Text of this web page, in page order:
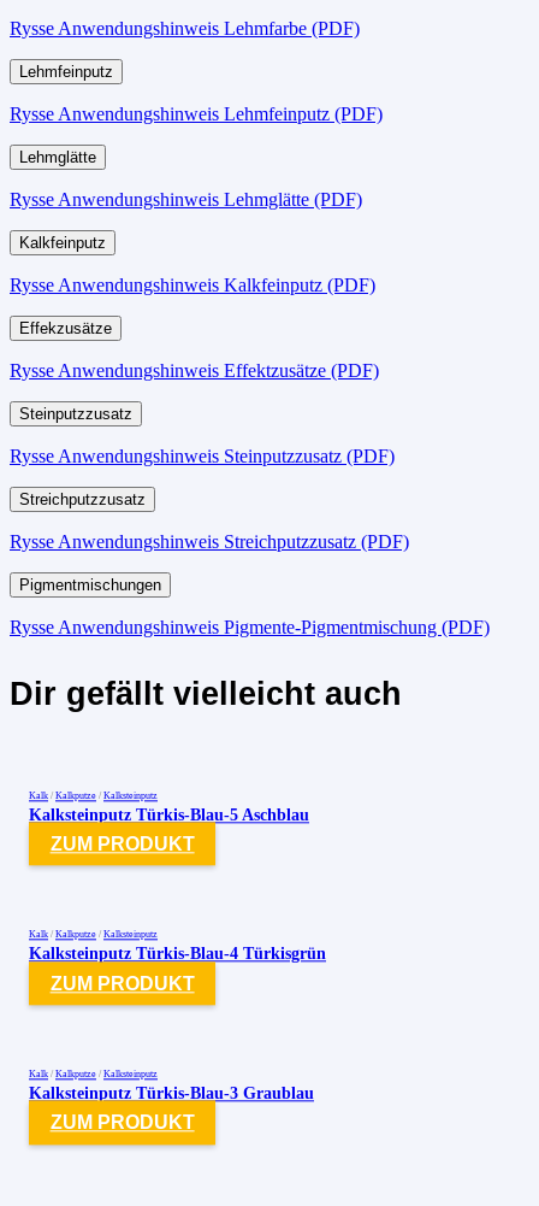
Rysse Anwendungshinweis Lehmfarbe (PDF)
Lehmfeinputz
Rysse Anwendungshinweis Lehmfeinputz (PDF)
Lehmglätte
Rysse Anwendungshinweis Lehmglätte (PDF)
Kalkfeinputz
Rysse Anwendungshinweis Kalkfeinputz (PDF)
Effekzusätze
Rysse Anwendungshinweis Effektzusätze (PDF)
Steinputzzusatz
Rysse Anwendungshinweis Steinputzzusatz (PDF)
Streichputzzusatz
Rysse Anwendungshinweis Streichputzzusatz (PDF)
Pigmentmischungen
Rysse Anwendungshinweis Pigmente-Pigmentmischung (PDF)
Dir gefällt vielleicht auch
Kalk / Kalkputze / Kalksteinputz
Kalksteinputz Türkis-Blau-5 Aschblau
ZUM PRODUKT
Kalk / Kalkputze / Kalksteinputz
Kalksteinputz Türkis-Blau-4 Türkisgrün
ZUM PRODUKT
Kalk / Kalkputze / Kalksteinputz
Kalksteinputz Türkis-Blau-3 Graublau
ZUM PRODUKT